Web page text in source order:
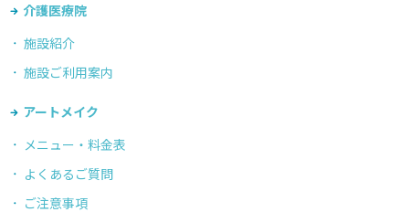
介護医療院
施設紹介
施設ご利用案内
アートメイク
メニュー・料金表
よくあるご質問
ご注意事項